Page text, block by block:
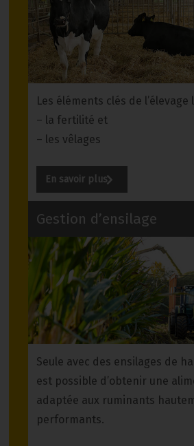
Les éléments clés de
– la fertilité et
– les vêlages
En savoir plus
Gestion d’ensilage
Seule avec des ensilages de
est possible d’obtenir une
adaptée aux ruminants
performants.